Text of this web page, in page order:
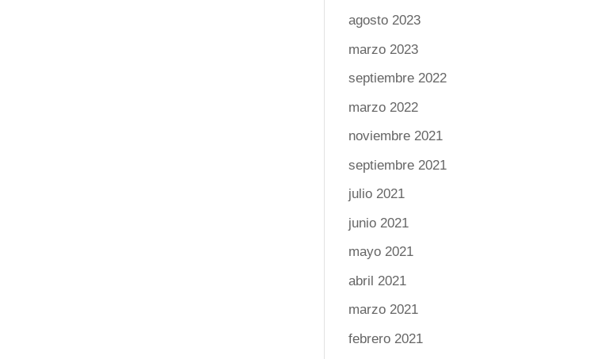
agosto 2023
marzo 2023
septiembre 2022
marzo 2022
noviembre 2021
septiembre 2021
julio 2021
junio 2021
mayo 2021
abril 2021
marzo 2021
febrero 2021